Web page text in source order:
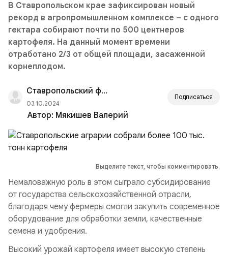
В Ставропольском крае зафиксирован новый
рекорд в агропромышленном комплексе – с одного
гектара собирают почти по 500 центнеров
картофеля. На данный момент времени
отработано 2/3 от общей площади, засаженной
корнеплодом.
Ставропольский филиал РАНХиГС
03.10.2024
Подписаться
Автор: Мякишев Валерий
Выделите текст, чтобы комментировать.
Немаловажную роль в этом сыграло субсидирование
от государства сельскохозяйственной отрасли,
благодаря чему фермеры смогли закупить современное
оборудование для обработки земли, качественные
семена и удобрения.
Высокий урожай картофеля имеет высокую степень